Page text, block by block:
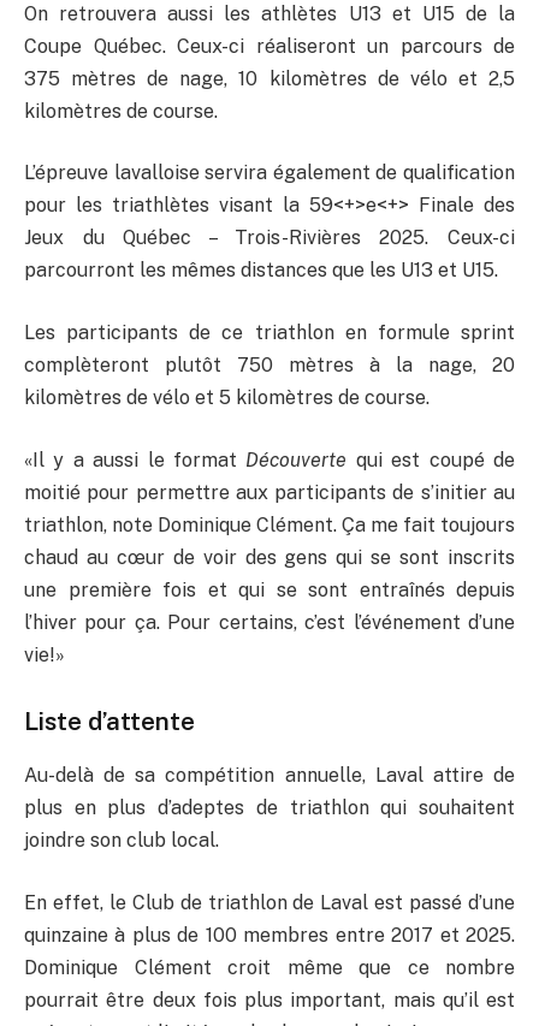
On retrouvera aussi les athlètes U13 et U15 de la
Coupe Québec. Ceux-ci réaliseront un parcours de
375 mètres de nage, 10 kilomètres de vélo et 2,5
kilomètres de course.
L’épreuve lavalloise servira également de qualification
pour les triathlètes visant la 59<+>e<+> Finale des
Jeux du Québec – Trois-Rivières 2025. Ceux-ci
parcourront les mêmes distances que les U13 et U15.
Les participants de ce triathlon en formule sprint
complèteront plutôt 750 mètres à la nage, 20
kilomètres de vélo et 5 kilomètres de course.
«Il y a aussi le format Découverte qui est coupé de
moitié pour permettre aux participants de s’initier au
triathlon, note Dominique Clément. Ça me fait toujours
chaud au cœur de voir des gens qui se sont inscrits
une première fois et qui se sont entraînés depuis
l’hiver pour ça. Pour certains, c’est l’événement d’une
vie!»
Liste d’attente
Au-delà de sa compétition annuelle, Laval attire de
plus en plus d’adeptes de triathlon qui souhaitent
joindre son club local.
En effet, le Club de triathlon de Laval est passé d’une
quinzaine à plus de 100 membres entre 2017 et 2025.
Dominique Clément croit même que ce nombre
pourrait être deux fois plus important, mais qu’il est